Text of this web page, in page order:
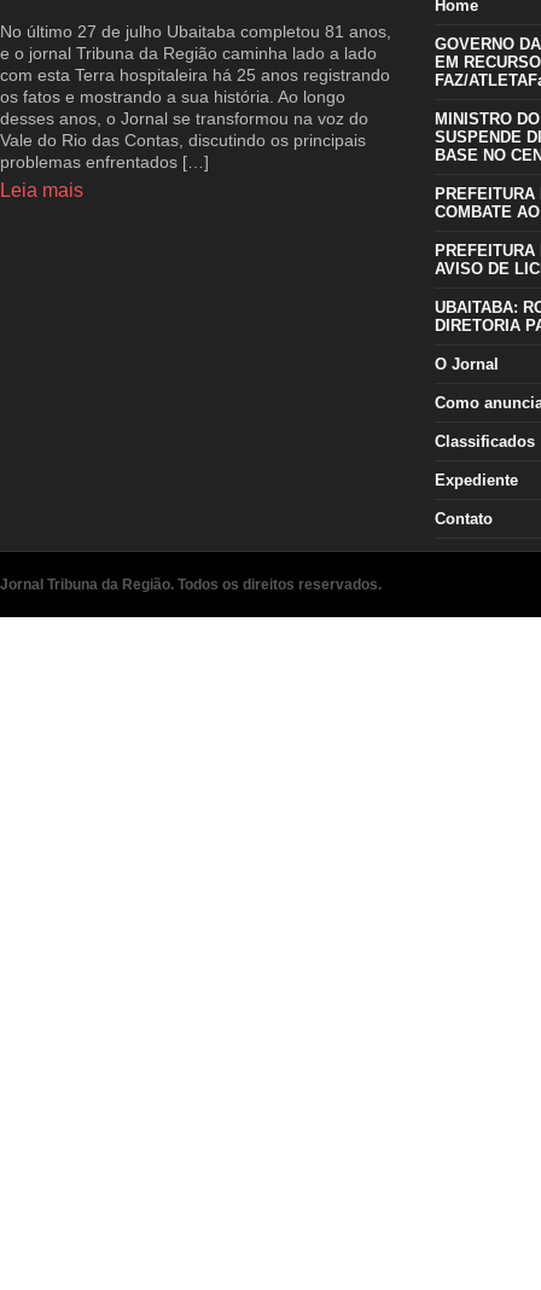
No último 27 de julho Ubaitaba completou 81 anos,
e o jornal Tribuna da Região caminha lado a lado
com esta Terra hospitaleira há 25 anos registrando
os fatos e mostrando a sua história. Ao longo
desses anos, o Jornal se transformou na voz do
Vale do Rio das Contas, discutindo os principais
problemas enfrentados […]
Leia mais
Home
GOVERNO
EM
FAZ/
MINISTRO
SUSPENDE
BASE NO
COMBATE
AVISO DE
UBAITABA:
DIRETORIA
O Jornal
Como
Classificados
Expediente
Contato
Jornal Tribuna da Região. Todos os direitos reservados.